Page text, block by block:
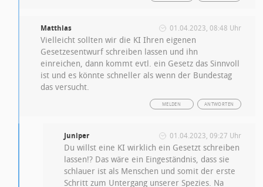
Matthias 01.04.2023, 08:48 Uhr
Vielleicht sollten wir die KI Ihren eigenen
Gesetzesentwurf schreiben lassen und ihn
einreichen, dann kommt evtl. ein Gesetz das Sinnvoll
ist und es könnte schneller als wenn der Bundestag
das versucht.
ANTWORTEN
MELDEN
Juniper 01.04.2023, 09:27 Uhr
Du willst eine KI wirklich ein Gesetzt schreiben
lassen!? Das wäre ein Eingeständnis, dass sie
schlauer ist als Menschen und somit der erste
Schritt zum Untergang unserer Spezies. Na